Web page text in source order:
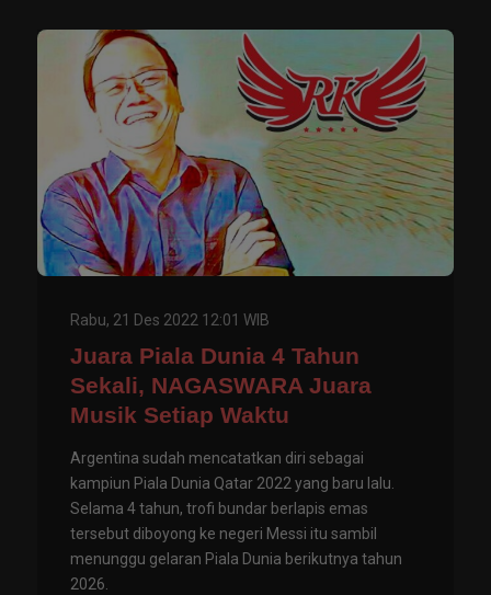
Rabu, 21 Des 2022 12:01 WIB
Juara Piala Dunia 4 Tahun
Sekali, NAGASWARA Juara
Musik Setiap Waktu
Argentina sudah mencatatkan diri sebagai
kampiun Piala Dunia Qatar 2022 yang baru lalu.
Selama 4 tahun, trofi bundar berlapis emas
tersebut diboyong ke negeri Messi itu sambil
menunggu gelaran Piala Dunia berikutnya tahun
2026.